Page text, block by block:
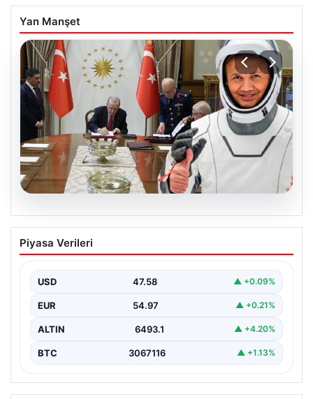
Yan Manşet
Yüksek Askeri Şura (YAŞ) kararları
açıklandı, Alper Gezeravcı terfi etti
Piyasa Verileri
USD 47.58 ▲ +0.09%
EUR 54.97 ▲ +0.21%
ALTIN 6493.1 ▲ +4.20%
BTC 3067116 ▲ +1.13%